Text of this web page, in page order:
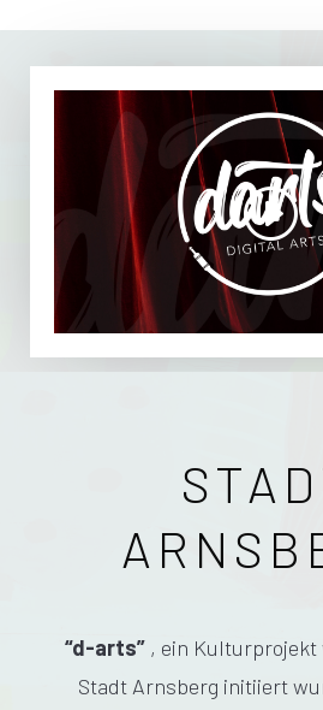
“d-arts” , ein Kulturprojekt
Stadt Arnsberg initiiert